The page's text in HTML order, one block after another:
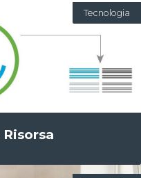
Tecnologia